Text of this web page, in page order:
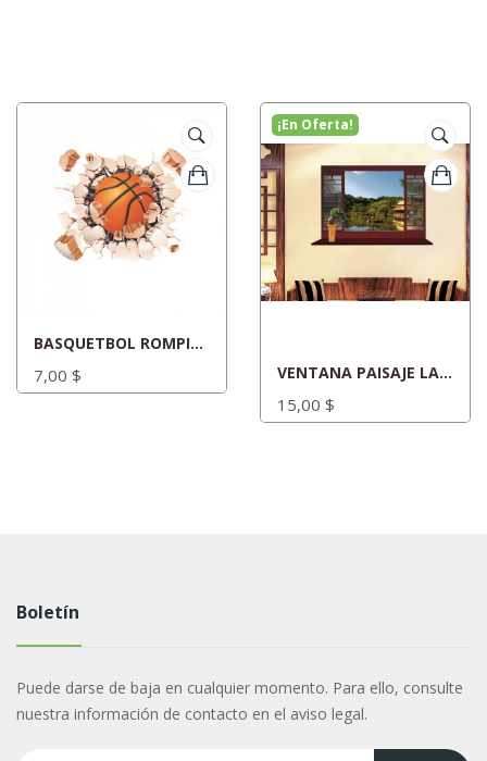
BASQUETBOL ROMPIENDO LA PARED
7,00 $
¡En Oferta!
VENTANA PAISAJE LAGO
15,00 $
Boletín
Puede darse de baja en cualquier momento. Para ello, consulte
nuestra información de contacto en el aviso legal.